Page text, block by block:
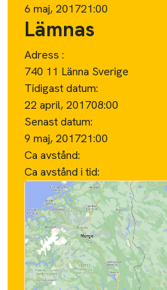
6 maj, 201721:00
Lämnas
Adress :
740 11 Länna Sverige
Tidigast datum:
22 april, 201708:00
Senast datum:
9 maj, 201721:00
Ca avstånd:
Ca avstånd i tid: